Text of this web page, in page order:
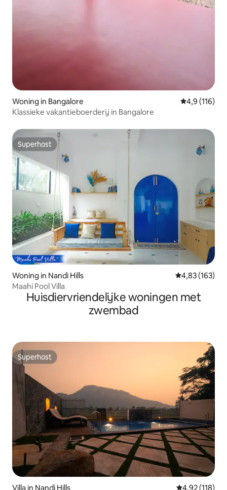
Woning in Bangalore Gemiddelde
4,9 (116)
Klassieke vakantieboerderij in Bangalore
Superhost
Superhost
Woning in Nandi Hills Gemiddelde
4,83 (163)
Maahi Pool Villa
Huisdiervriendelijke woningen met
zwembad
Superhost
Superhost
Villa in Nandi Hills Gemiddelde
4,92 (118)